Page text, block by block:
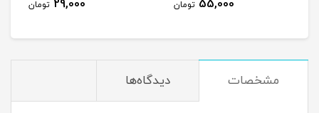
55,000 تومان 29,000 تومان
مشخصات دیدگاه‌ها